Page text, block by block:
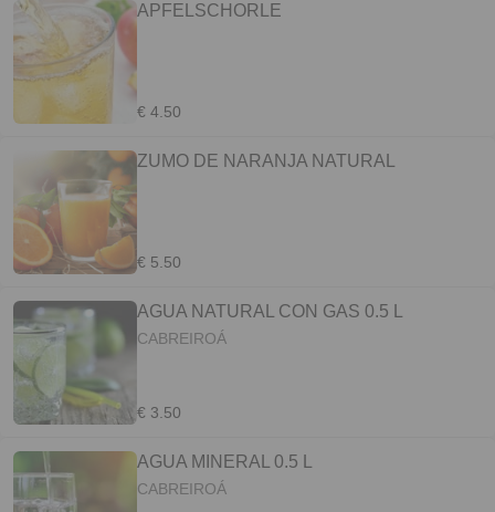
APFELSCHORLE
€ 4.50
ZUMO DE NARANJA NATURAL
€ 5.50
AGUA NATURAL CON GAS 0.5 L
CABREIROÁ
€ 3.50
AGUA MINERAL 0.5 L
CABREIROÁ